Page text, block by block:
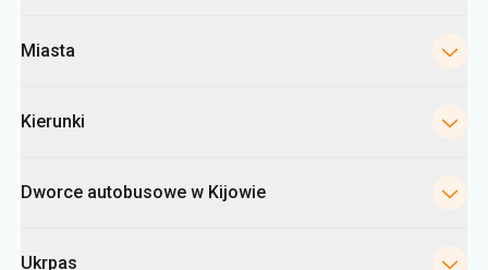
Miasta
Kierunki
Dworce autobusowe w Kijowie
Ukrpas